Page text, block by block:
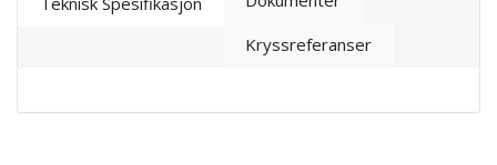
Kryssreferanser